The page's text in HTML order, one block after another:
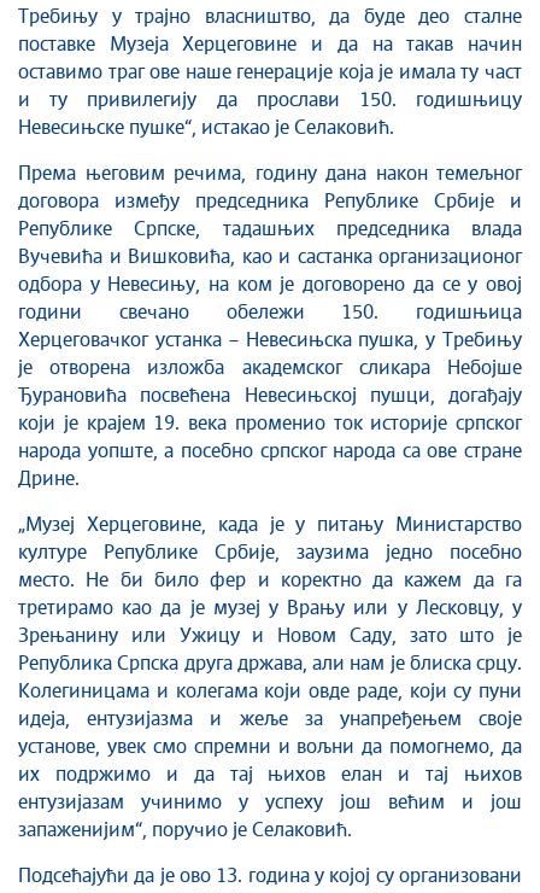
Требињу у трајно власништво, да буде део сталне
поставке Музеја Херцеговине и да на такав начин
оставимо траг ове наше генерације која је имала ту част
и ту привилегију да прослави 150. годишњицу
Невесињске пушке“, истакао је Селаковић.
Према његовим речима, годину дана након темељног
договора између председника Републике Србије и
Републике Српске, тадашњих председника влада
Вучевића и Вишковића, као и састанка организационог
одбора у Невесињу, на ком је договорено да се у овој
години свечано обележи 150. годишњица
Херцеговачког устанка – Невесињска пушка, у Требињу
је отворена изложба академског сликара Небојше
Ђурановића посвећена Невесињској пушци, догађају
који је крајем 19. века променио ток историје српског
народа уопште, а посебно српског народа са ове стране
Дрине.
„Музеј Херцеговине, када је у питању Министарство
културе Републике Србије, заузима једно посебно
место. Не би било фер и коректно да кажем да га
третирамо као да је музеј у Врању или у Лесковцу, у
Зрењанину или Ужицу и Новом Саду, зато што је
Република Српска друга држава, али нам је блиска срцу.
Колегиницама и колегама који овде раде, који су пуни
идеја, ентузијазма и жеље за унапређењем своје
установе, увек смо спремни и вољни да помогнемо, да
их подржимо и да тај њихов елан и тај њихов
ентузијазам учинимо у успеху још већим и још
запаженијим“, поручио је Селаковић.
Подсећајући да је ово 13. година у којој су организовани